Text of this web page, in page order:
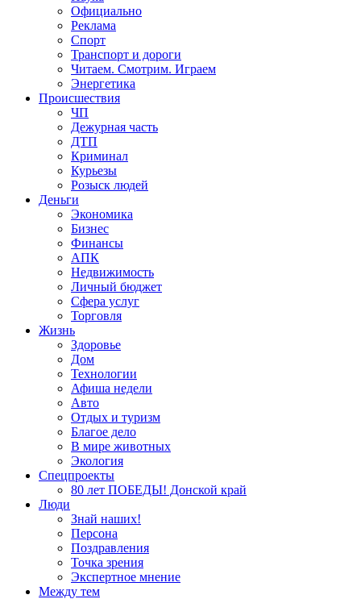
Официально
Реклама
Спорт
Транспорт и дороги
Читаем. Смотрим. Играем
Энергетика
Происшествия
ЧП
Дежурная часть
ДТП
Криминал
Курьезы
Розыск людей
Деньги
Экономика
Бизнес
Финансы
АПК
Недвижимость
Личный бюджет
Сфера услуг
Торговля
Жизнь
Здоровье
Дом
Технологии
Афиша недели
Авто
Отдых и туризм
Благое дело
В мире животных
Экология
Спецпроекты
80 лет ПОБЕДЫ! Донской край
Люди
Знай наших!
Персона
Поздравления
Точка зрения
Экспертное мнение
Между тем